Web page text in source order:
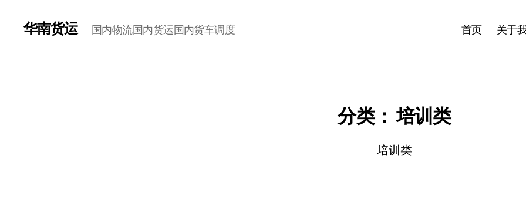
华南货运 国内物流国内货运国内货车调度 首页 关于
分类：培训类
培训类